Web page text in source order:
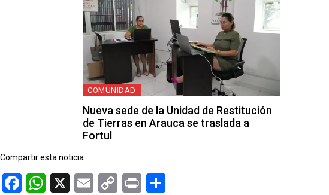
COMUNIDAD
Nueva sede de la Unidad de Restitución
de Tierras en Arauca se traslada a
Fortul
Compartir esta noticia:
Facebook
WhatsApp
X EmailCopy
Print